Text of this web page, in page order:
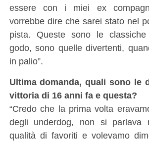
essere con i miei ex
vorrebbe dire che sarei stato nel
pista. Queste sono le
godo, sono quelle divertenti,
in palio”.
Ultima domanda, quali sono le
vittoria di 16 anni fa e questa?
“Credo che la prima volta
degli underdog, non si
qualità di favoriti e volevamo